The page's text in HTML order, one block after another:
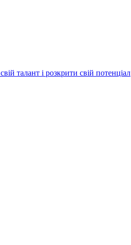
талант і розкрити свій потенціал